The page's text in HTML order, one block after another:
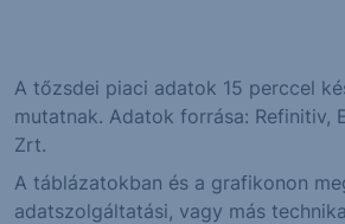
A tőzsdei piaci adatok 15 perccel
mutatnak. Adatok forrása: Refinitiv,
Zrt.
A táblázatokban és a grafikonon
adatszolgáltatási, vagy más